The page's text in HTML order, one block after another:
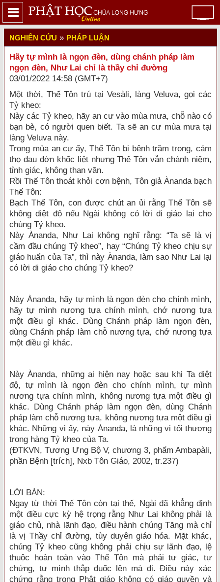
NGHIÊN CỨU » PHÁP LUẬN
Hãy tự mình là ngọn đèn, dùng chánh pháp làm
ngọn đèn, Như Lai chỉ là thầy chỉ đường
03/01/2022 14:58 (GMT+7)
Một thời, Thế Tôn trú tại Vesàli, làng Veluva, gọi các
Tỷ kheo:
Này các Tỷ kheo, hãy an cư vào mùa mưa, chỗ nào có
bạn bè, có người quen biết. Ta sẽ an cư mùa mưa tại
làng Veluva này.
Trong mùa an cư ấy, Thế Tôn bị bệnh trầm trọng, cảm
thọ đau đớn khốc liệt nhưng Thế Tôn vẫn chánh niệm,
tỉnh giác, không than vãn.
Rồi Thế Tôn thoát khỏi cơn bệnh, Tôn giả Ànanda bạch
Thế Tôn:
Bạch Thế Tôn, con được chút an ủi rằng Thế Tôn sẽ
không diệt độ nếu Ngài không có lời di giáo lại cho
chúng Tỷ kheo.
Này Ànanda, Như Lai không nghĩ rằng: “Ta sẽ là vị
cầm đầu chúng Tỷ kheo”, hay “Chúng Tỷ kheo chịu sự
giáo huấn của Ta”, thì này Ànanda, làm sao Như Lai lại
có lời di giáo cho chúng Tỷ kheo?
Này Ànanda, hãy tự mình là ngọn đèn cho chính mình,
hãy tự mình nương tựa chính mình, chớ nương tựa
một điều gì khác. Dùng Chánh pháp làm ngọn đèn,
dùng Chánh pháp làm chỗ nương tựa, chớ nương tựa
một điều gì khác.
Này Ànanda, những ai hiện nay hoặc sau khi Ta diệt
độ, tự mình là ngọn đèn cho chính mình, tự mình
nương tựa chính mình, không nương tựa một điều gì
khác. Dùng Chánh pháp làm ngọn đèn, dùng Chánh
pháp làm chỗ nương tựa, không nương tựa một điều gì
khác. Những vị ấy, này Ànanda, là những vị tối thượng
trong hàng Tỷ kheo của Ta.
(ĐTKVN, Tương Ưng Bộ V, chương 3, phẩm Ambapàli,
phần Bệnh [trích], Nxb Tôn Giáo, 2002, tr.237)
LỜI BÀN:
Ngay từ thời Thế Tôn còn tại thế, Ngài đã khẳng định
một điều cực kỳ hệ trọng rằng Như Lai không phải là
giáo chủ, nhà lãnh đạo, điều hành chúng Tăng mà chỉ
là vị Thầy chỉ đường, tùy duyên giáo hóa. Mặt khác,
chúng Tỷ kheo cũng không phải chịu sự lãnh đạo, lệ
thuộc hoàn toàn vào Thế Tôn mà phải tự giác, tự
chứng, tự mình thắp đuốc lên mà đi. Điều này xác
chứng rằng trong Phật giáo không có giáo quyền và